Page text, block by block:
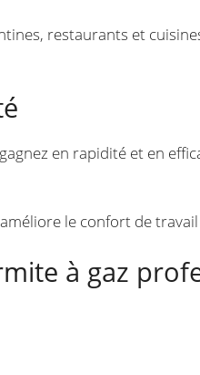
restaurants et
en rapidité et en
le confort de
à gaz